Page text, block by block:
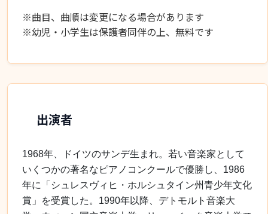
※曲目、曲順は変更になる場合があります
※幼児・小学生は保護者同伴の上、無料です
出演者
1968年、ドイツのサンデ生まれ。若い音楽家として
いくつかの著名なピアノコンクールで優勝し、 1986
年に「シュレスヴィヒ・ホルシュタイン州青少年文化
賞」を受賞した。 1990年以降、デトモルト音楽大